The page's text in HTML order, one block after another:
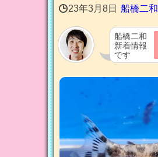
23年3月8日 船橋二和
船橋二和
新着情報
です